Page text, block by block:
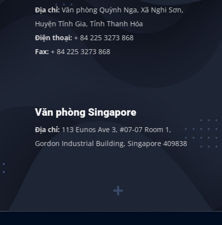
Địa chỉ: Văn phòng Quỳnh Nga, Xã Nghi Sơn,
Huyện Tĩnh Gia, Tỉnh Thanh Hóa
Điện thoại:+ 84 225 3273 868
Fax:+ 84 225 3273 868
Văn phòng Singapore
Địa chỉ: 113 Eunos Ave 3, #07-07 Room 1,
Gordon Industrial Building, Singapore 409838